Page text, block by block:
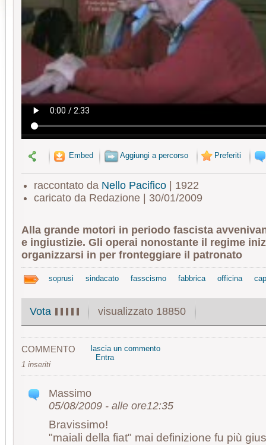
Embed Aggiungi a percorso Preferiti
raccontato da Nello Pacifico| 1922
caricato da Redazione | 30/01/2009
Alla grande motori in periodo fascista
e ingiustizie. Gli operai nonostante il regime
organizzarsi in per fronteggiare il patronato
soprusi sindacato fasscismo fabbrica officina
Vota visualizzato 18850
COMMENTO
1 inseriti
lascia un commento
Entra
Massimo
05/08/2009 - alle ore12:35
Bravissimo!
"maiali della fiat" mai definizione fu più